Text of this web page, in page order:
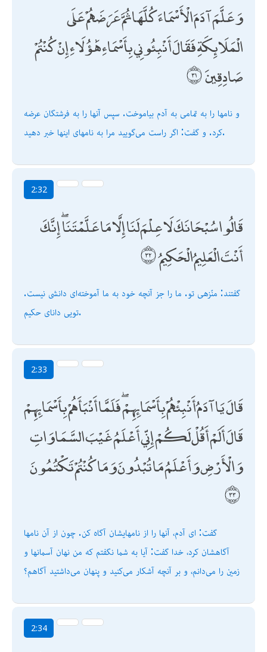
وَعَلَّمَ آدَمَ الْأَسْمَاءَ كُلَّهَا ثُمَّ عَرَضَهُمْ عَلَى
الْمَلَائِكَةِ فَقَالَ أَنْبِئُونِي بِأَسْمَاءِ هَٰؤُلَاءِ إِنْ كُنْتُمْ
صَادِقِينَ
و نامها را به تمامى به آدم بياموخت. سپس آنها را به فرشتگان عرضه
كرد. و گفت: اگر راست مى‌گوييد مرا به نامهاى اينها خبر دهيد.
2:32
قَالُوا سُبْحَانَكَ لَا عِلْمَ لَنَا إِلَّا مَا عَلَّمْتَنَا ۖ إِنَّكَ
أَنْتَ الْعَلِيمُ الْحَكِيمُ
گفتند: منّزهى تو. ما را جز آنچه خود به ما آموخته‌اى دانشى نيست.
تويى داناى حكيم.
2:33
قَالَ يَا آدَمُ أَنْبِئْهُمْ بِأَسْمَائِهِمْ ۖ فَلَمَّا أَنْبَأَهُمْ بِأَسْمَائِهِمْ
قَالَ أَلَمْ أَقُلْ لَكُمْ إِنِّي أَعْلَمُ غَيْبَ السَّمَاوَاتِ
وَالْأَرْضِ وَأَعْلَمُ مَا تُبْدُونَ وَمَا كُنْتُمْ تَكْتُمُونَ
گفت: اى آدم، آنها را از نامهايشان آگاه كن. چون از آن نامها
آگاهشان كرد، خدا گفت: آيا به شما نگفتم كه من نهان آسمانها و
زمين را مى‌دانم، و بر آنچه آشكار مى‌كنيد و پنهان مى‌داشتيد آگاهم؟
2:34